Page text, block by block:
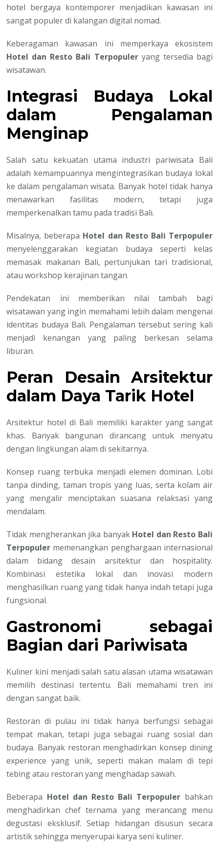
hotel bergaya kontemporer menjadikan kawasan ini
sangat populer di kalangan digital nomad.
Keberagaman kawasan ini memperkaya ekosistem
Hotel dan Resto Bali Terpopuleryang tersedia bagi
wisatawan.
Integrasi Budaya Lokal
dalam Pengalaman
Menginap
Salah satu kekuatan utama industri pariwisata Bali
adalah kemampuannya mengintegrasikan budaya lokal
ke dalam pengalaman wisata. Banyak hotel tidak hanya
menawarkan fasilitas modern, tetapi juga
memperkenalkan tamu pada tradisi Bali.
Misalnya, beberapa Hotel dan Resto Bali Terpopuler
menyelenggarakan kegiatan budaya seperti kelas
memasak makanan Bali, pertunjukan tari tradisional,
atau workshop kerajinan tangan.
Pendekatan ini memberikan nilai tambah bagi
wisatawan yang ingin memahami lebih dalam mengenai
identitas budaya Bali. Pengalaman tersebut sering kali
menjadi kenangan yang paling berkesan selama
liburan.
Peran Desain Arsitektur
dalam Daya Tarik Hotel
Arsitektur hotel di Bali memiliki karakter yang sangat
khas. Banyak bangunan dirancang untuk menyatu
dengan lingkungan alam di sekitarnya.
Konsep ruang terbuka menjadi elemen dominan. Lobi
tanpa dinding, taman tropis yang luas, serta kolam air
yang mengalir menciptakan suasana relaksasi yang
mendalam.
Tidak mengherankan jika banyak Hotel dan Resto Bali
Terpopuler memenangkan penghargaan internasional
dalam bidang desain arsitektur dan hospitality.
Kombinasi estetika lokal dan inovasi modern
menghasilkan ruang yang tidak hanya indah tetapi juga
fungsional.
Gastronomi sebagai
Bagian dari Pariwisata
Kuliner kini menjadi salah satu alasan utama wisatawan
memilih destinasi tertentu. Bali memahami tren ini
dengan sangat baik.
Restoran di pulau ini tidak hanya berfungsi sebagai
tempat makan, tetapi juga sebagai ruang sosial dan
budaya. Banyak restoran menghadirkan konsep dining
experience yang unik, seperti makan malam di tepi
tebing atau restoran yang menghadap sawah.
Beberapa Hotel dan Resto Bali Terpopuler bahkan
menghadirkan chef ternama yang merancang menu
degustasi eksklusif. Setiap hidangan disusun secara
artistik sehingga menyerupai karya seni kuliner.